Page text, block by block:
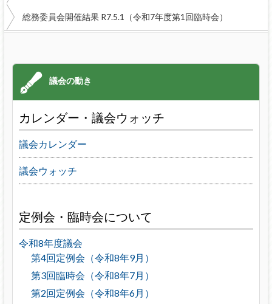
総務委員会開催結果 R7.5.1（令和7年度第1回臨時会）
カレンダー・議会ウォッチ
議会カレンダー
議会ウォッチ
定例会・臨時会について
令和8年度議会
第4回定例会（令和8年9月）
第3回臨時会（令和8年7月）
第2回定例会（令和8年6月）